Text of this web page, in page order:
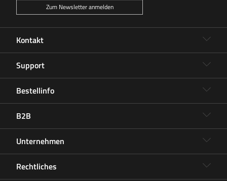
Kontakt
Support
Bestellinfo
B2B
Unternehmen
Rechtliches
Zum Newsletter anmelden